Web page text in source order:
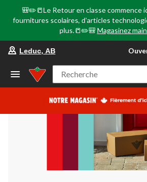
🎒✏️📒Le Retour en classe commence
fournitures scolaires, d'articles
plus.📒✏️🎒 Magasinez
votre
préféré
Leduc,
AB,
à
22:00
cliquer
pour
changer
Leduc, AB
Recherche